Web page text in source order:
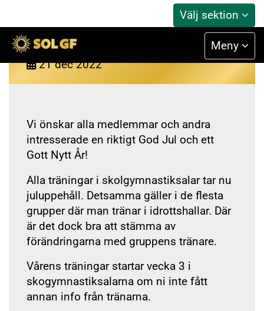
Välj sektion
Meny
GOD JUL & GOTT NYTT ÅR!
21 dec 2022
Vi önskar alla medlemmar och andra
intresserade en riktigt God Jul och ett
Gott Nytt År!
Alla träningar i skolgymnastiksalar tar nu
juluppehåll. Detsamma gäller i de flesta
grupper där man tränar i idrottshallar. Där
är det dock bra att stämma av
förändringarna med gruppens tränare.
Vårens träningar startar vecka 3 i
skogymnastiksalarna om ni inte fått
annan info från tränarna.